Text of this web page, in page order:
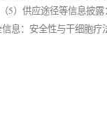
5）供应途径等信息披
息：安全性与干细胞疗